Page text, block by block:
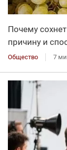
Почему
причину и
Общество 7